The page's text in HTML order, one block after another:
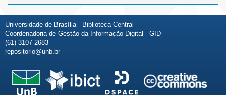
Universidade de Brasília - Biblioteca Central
Coordenadoria de Gestão da Informação Digital - GID
(61) 3107-2683
repositorio@unb.br